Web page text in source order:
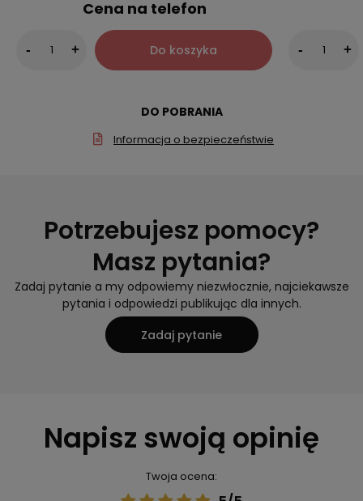
Cena na telefon
- + Do koszyka - +
DO POBRANIA
Informacja o bezpieczeństwie
Potrzebujesz pomocy?
Masz pytania?
Zadaj pytanie a my odpowiemy niezwłocznie, najciekawsze
pytania i odpowiedzi publikując dla innych.
Zadaj pytanie
Napisz swoją opinię
Twoja ocena: